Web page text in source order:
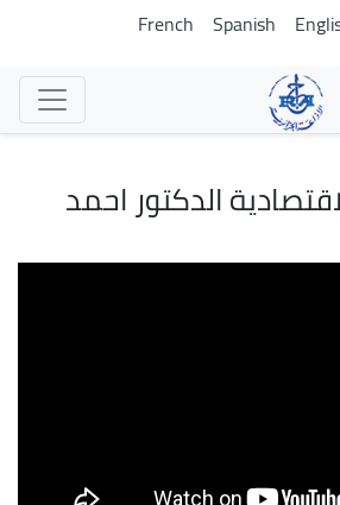
تجاوز
Spanish
French
الدكتور احمد